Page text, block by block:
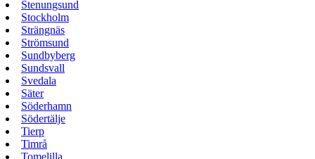
Stenungsund
Stockholm
Strängnäs
Strömsund
Sundbyberg
Sundsvall
Svedala
Säter
Söderhamn
Södertälje
Tierp
Timrå
Tomelilla